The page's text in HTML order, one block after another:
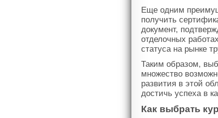
Еще одним
получить
документ,
отделочных
статуса на рынке
Таким образом,
множество
развития в этой
достичь успеха в
Как выбрать